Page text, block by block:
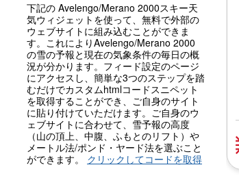
下記の Avelengo/Merano 2000スキー天
気ウィジェットを使って、無料で外部の
ウェブサイトに組み込むことができま
す。これによりAvelengo/Merano 2000
の雪の予報と現在の気象条件の毎日の概
況が分かります。フィード設定のページ
にアクセスし、簡単な3つのステップを踏
むだけでカスタムhtmlコードスニペット
を取得することができ、ご自身のサイト
に貼り付けていただけます。ご自身のウ
ェブサイトに合わせて、雪予報の高度
（山の頂上、中腹、ふもとのリフト）や
メートル法/ポンド・ヤード法を選ぶこと
ができます。 クリックしてコードを取得